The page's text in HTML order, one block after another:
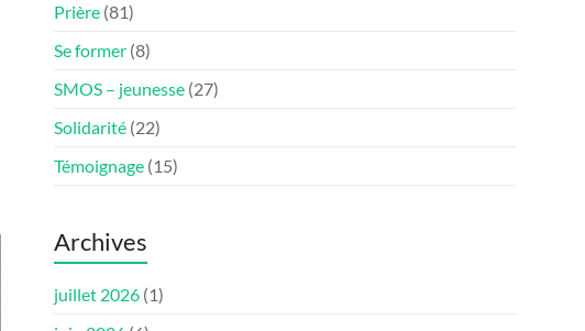
Prière (81)
Se former (8)
SMOS – jeunesse (27)
Solidarité (22)
Témoignage (15)
Archives
juillet 2026 (1)